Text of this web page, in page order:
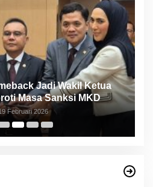
Jadi Wakil Ketua
Masa Sanksi MKD
Februari 2026